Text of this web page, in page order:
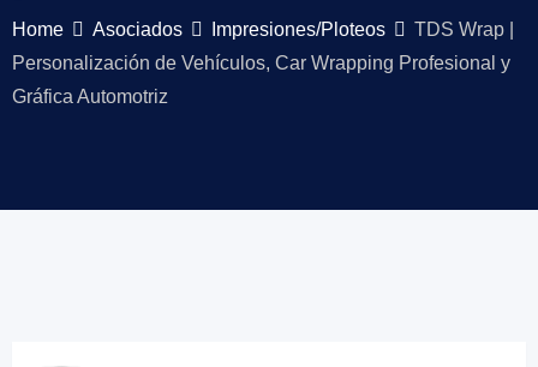
Home Asociados Impresiones/Ploteos
TDS Wrap |
Personalización de Vehículos, Car Wrapping Profesional y
Gráfica Automotriz